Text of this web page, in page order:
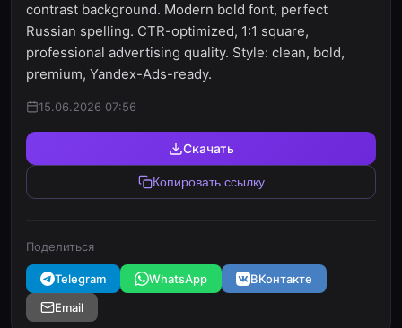
contrast background. Modern bold font, perfect
Russian spelling. CTR-optimized, 1:1 square,
professional advertising quality. Style: clean, bold,
premium, Yandex-Ads-ready.
15.06.2026 07:56
Скачать
Копировать ссылку
Поделиться
Telegram WhatsApp
ВКонтакте
Email